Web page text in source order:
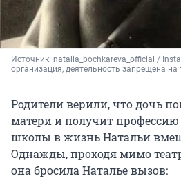
Источник: natalia_bochkareva_official /
организация, деятельность запрещена
Родители верили, что дочь
матери и получит профессию
школы в жизнь Натальи
Однажды, проходя мимо
она бросила Наталье вызов: